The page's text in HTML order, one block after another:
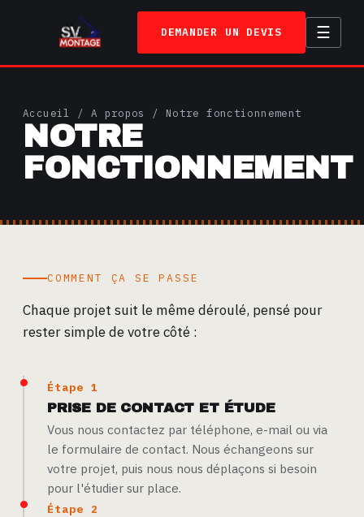
SERVICES
TRAVAUX
DEMANDER UN DEVIS ☰
Accueil / A propos / Notre fonctionnement
NOTRE
FONCTIONNEMENT
COMMENT ÇA SE PASSE
Chaque projet suit le même déroulé, pensé pour
rester simple de votre côté :
Étape 1
PRISE DE CONTACT ET ÉTUDE
Vous nous contactez par téléphone, e-mail ou via
le formulaire de contact. Nous échangeons sur
votre projet, puis nous nous déplaçons si besoin
pour l'étudier sur place.
Étape 2